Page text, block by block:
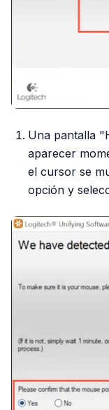
Una pantalla
aparecer
el cursor se
opción y